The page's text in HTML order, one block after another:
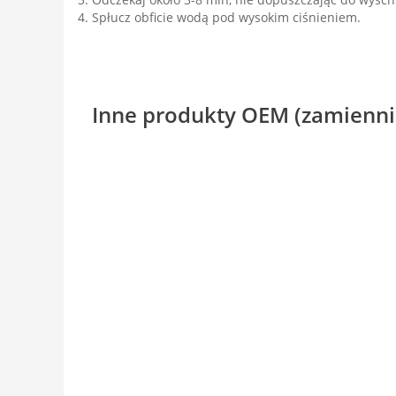
Spłucz obficie wodą pod wysokim ciśnieniem.
Inne produkty OEM